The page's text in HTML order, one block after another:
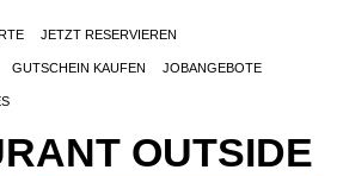
JETZT RESERVIEREN
GUTSCHEIN KAUFEN JOBANGEBOTE
OUTSIDE